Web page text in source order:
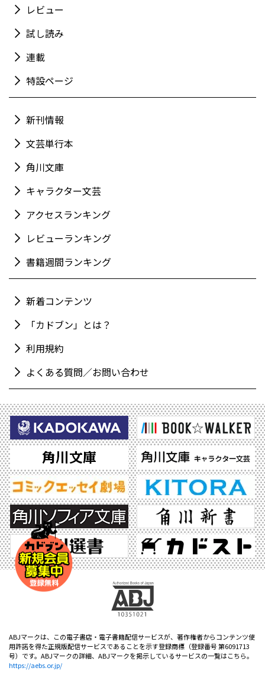
レビュー
試し読み
連載
特設ページ
新刊情報
文芸単行本
角川文庫
キャラクター文芸
アクセスランキング
レビューランキング
書籍週間ランキング
新着コンテンツ
「カドブン」とは？
利用規約
よくある質問／お問い合わせ
ABJマークは、この電子書店・電子書籍配信サービスが、著作権者からコンテンツ使
用許諾を得た正規版配信サービスであることを示す登録商標（登録番号 第6091713
号）です。ABJマークの詳細、ABJマークを掲示しているサービスの一覧はこちら。
https://aebs.or.jp/